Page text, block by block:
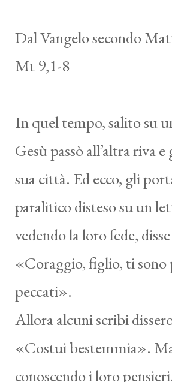
Dal Vangelo secondo
Mt 9,1-8
In quel tempo, salito su
Gesù passò all’altra riva
sua città. Ed ecco, gli
paralitico disteso su un
vedendo la loro fede,
«Coraggio, figlio, ti sono
peccati».
Allora alcuni scribi
«Costui bestemmia».
conoscendo i loro